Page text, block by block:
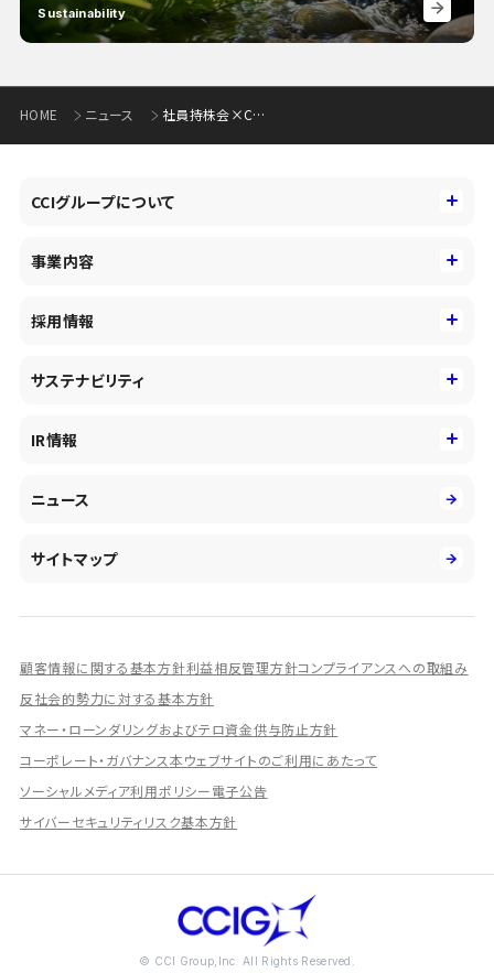
Sustainability
HOME ニュース 社員持株会×CEO 1on1ミーティング開催について～社員の声を経営に、経営の想いを社員に～
CCIグループについて
トップメッセージ
コーポレートアイデンティティ
会社概要・沿革
事業内容
コンサルティング&アドバイザリー
投資事業の拡大
DXとシステムモダナイゼーション
人的資本経営の取組み
採用情報
キャリア採用
障がい者採用
サステナビリティ
社会
IR情報
有価証券報告書／四半期報告書
統合報告書
ディスクロージャー誌
IRプレゼンテーション資料
シェアードリサーチ社による調査レポート
IRに関するよくあるご質問
IRに関するお問い合わせ
ディスクロージャーポリシー
ニュース
サイトマップ
顧客情報に関する基本方針利益相反管理方針コンプライアンスへの取組み
反社会的勢力に対する基本方針
マネー・ローンダリングおよびテロ資金供与防止方針
コーポレート・ガバナンス本ウェブサイトのご利用にあたって
ソーシャルメディア利用ポリシー電子公告
サイバーセキュリティリスク基本方針
© CCI Group,Inc. All Rights Reserved.